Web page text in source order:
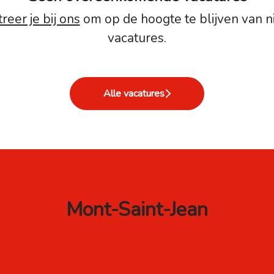
je bij ons om op de hoogte te blijven van
vacatures.
Alle vacatures
Mont-Saint-Jean